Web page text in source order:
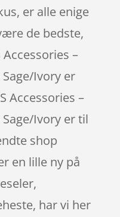
er alle enige
de bedste,
–
Ivory er
Accessories –
Ivory er til
shop
en lille ny på
har vi her